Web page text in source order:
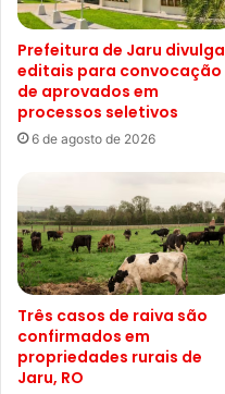
Prefeitura de Jaru divulga
editais para convocação
de aprovados em
processos seletivos
6 de agosto de 2026
Três casos de raiva são
confirmados em
propriedades rurais de
Jaru, RO